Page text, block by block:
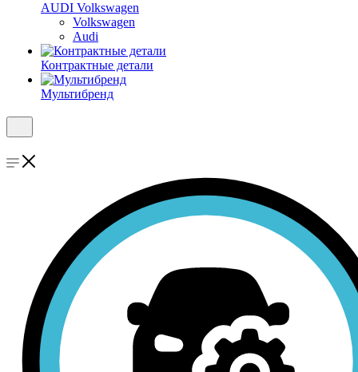
AUDI Volkswagen
Volkswagen
Audi
Контрактные детали
Мультибренд